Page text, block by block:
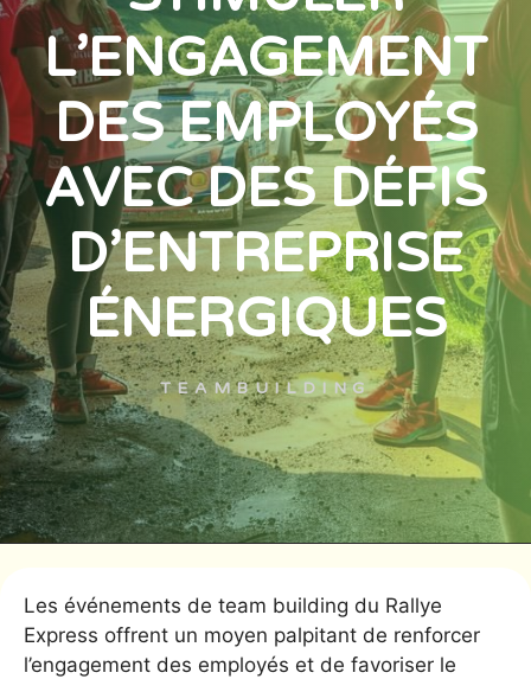
L’ENGAGEMENT
DES EMPLOYÉS
AVEC DES DÉFIS
D’ENTREPRISE
ÉNERGIQUES
TEAMBUILDING
Les événements de team building du Rallye
Express offrent un moyen palpitant de renforcer
l’engagement des employés et de favoriser le